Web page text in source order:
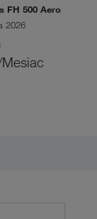
FH 500 Aero
2026